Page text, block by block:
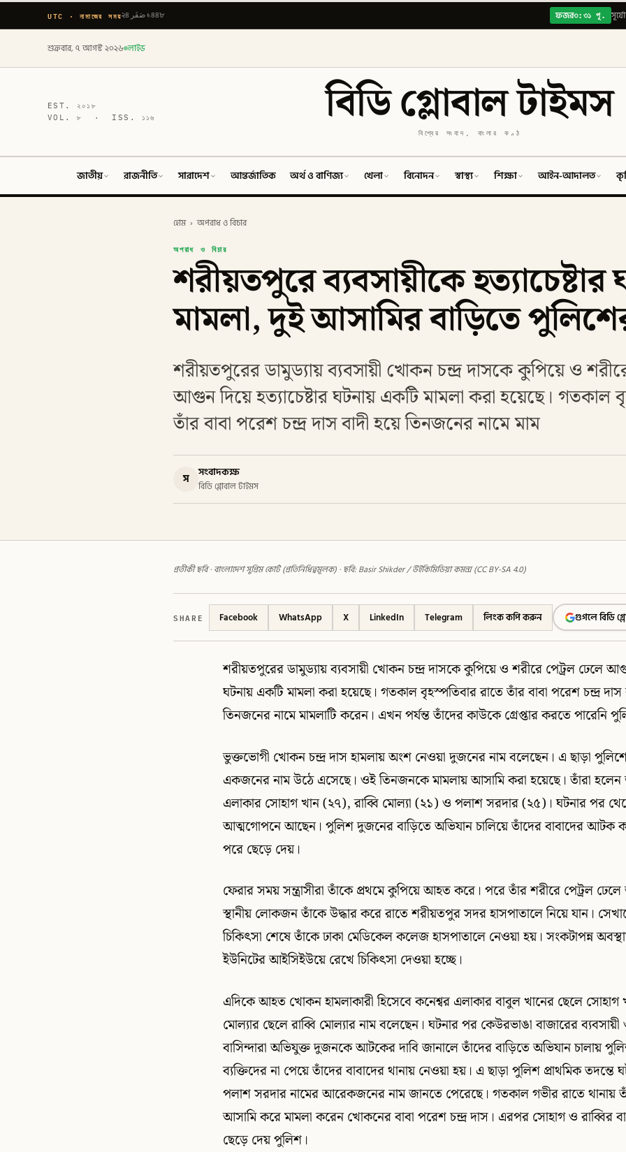
UTC · নামাজের সময় ২৪ صَفَر ১৪৪৮ ফজর৩:৩১ পূ.
শুক্রবার, ৭ আগস্ট ২০২৬ লাইভ
EST.২০১৮
VOL.৮ · ISS. ১১৬ বিডি গ্লোবাল টাইমস
বিশ্বের সংবাদ, বাংলার কণ্ঠ
জাতীয় রাজনীতি সারাদেশ আন্তর্জাতিক অর্থ ও বাণিজ্য খেলা বিনোদন স্বাস্থ্য শিক্ষা আইন-আদালত
হোম › অপরাধ ও বিচার
অপরাধ ও বিচার
শরীয়তপুরে ব্যবসায়ীকে হত্যাচেষ্টার
মামলা, দুই আসামির বাড়িতে
শরীয়তপুরের ডামুড্যায় ব্যবসায়ী খোকন চন্দ্র দাসকে কুপিয়ে ও
আগুন দিয়ে হত্যাচেষ্টার ঘটনায় একটি মামলা করা হয়েছে। গতকাল
তাঁর বাবা পরেশ চন্দ্র দাস বাদী হয়ে তিনজনের নামে মাম
স সংবাদকক্ষ
বিডি গ্লোবাল টাইমস
প্রতীকী ছবি · বাংলাদেশ সুপ্রিম কোর্ট (প্রতিনিধিত্বমূলক) · ছবি: Basir Shikder / উইকিমিডিয়া কমন্স (CC BY-SA 4.0)
SHARE Facebook WhatsApp X LinkedIn Telegram লিংক কপি করুন গুগলে বিডি
শরীয়তপুরের ডামুড্যায় ব্যবসায়ী খোকন চন্দ্র দাসকে কুপিয়ে ও শরীরে পেট্রল ঢেলে
ঘটনায় একটি মামলা করা হয়েছে। গতকাল বৃহস্পতিবার রাতে তাঁর বাবা পরেশ চন্দ্র দাস
তিনজনের নামে মামলাটি করেন। এখন পর্যন্ত তাঁদের কাউকে গ্রেপ্তার করতে পারেনি
ভুক্তভোগী খোকন চন্দ্র দাস হামলায় অংশ নেওয়া দুজনের নাম বলেছেন। এ ছাড়া
একজনের নাম উঠে এসেছে। ওই তিনজনকে মামলায় আসামি করা হয়েছে। তাঁরা হলেন
এলাকার সোহাগ খান (২৭), রাব্বি মোল্যা (২১) ও পলাশ সরদার (২৫)। ঘটনার পর
আত্মগোপনে আছেন। পুলিশ দুজনের বাড়িতে অভিযান চালিয়ে তাঁদের বাবাদের আটক
পরে ছেড়ে দেয়।
ফেরার সময় সন্ত্রাসীরা তাঁকে প্রথমে কুপিয়ে আহত করে। পরে তাঁর শরীরে পেট্রল
স্থানীয় লোকজন তাঁকে উদ্ধার করে রাতে শরীয়তপুর সদর হাসপাতালে নিয়ে যান।
চিকিৎসা শেষে তাঁকে ঢাকা মেডিকেল কলেজ হাসপাতালে নেওয়া হয়। সংকটাপন্ন
ইউনিটের আইসিইউয়ে রেখে চিকিৎসা দেওয়া হচ্ছে।
এদিকে আহত খোকন হামলাকারী হিসেবে কনেশ্বর এলাকার বাবুল খানের ছেলে সোহাগ
মোল্যার ছেলে রাব্বি মোল্যার নাম বলেছেন। ঘটনার পর কেউরভাঙা বাজারের ব্যবসায়ী
বাসিন্দারা অভিযুক্ত দুজনকে আটকের দাবি জানালে তাঁদের বাড়িতে অভিযান চালায়
ব্যক্তিদের না পেয়ে তাঁদের বাবাদের থানায় নেওয়া হয়। এ ছাড়া পুলিশ প্রাথমিক
পলাশ সরদার নামের আরেকজনের নাম জানতে পেরেছে। গতকাল গভীর রাতে থানায়
আসামি করে মামলা করেন খোকনের বাবা পরেশ চন্দ্র দাস। এরপর সোহাগ ও রাব্বির
ছেড়ে দেয় পুলিশ।